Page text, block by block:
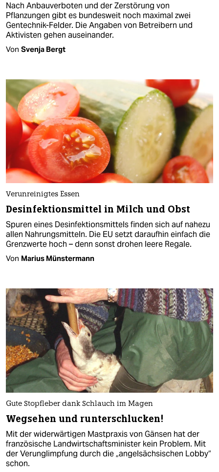
Nach Anbauverboten und der Zerstörung von
Pflanzungen gibt es bundesweit noch maximal zwei
Gentechnik-Felder. Die Angaben von Betreibern und
Aktivisten gehen auseinander.
Von Svenja Bergt
Verunreinigtes Essen
Desinfektionsmittel in Milch und Obst
Spuren eines Desinfektionsmittels finden sich auf nahezu
allen Nahrungsmitteln. Die EU setzt daraufhin einfach die
Grenzwerte hoch – denn sonst drohen leere Regale.
Von Marius Münstermann
Gute Stopfleber dank Schlauch im Magen
Wegsehen und runterschlucken!
Mit der widerwärtigen Mastpraxis von Gänsen hat der
französische Landwirtschaftsminister kein Problem. Mit
der Verunglimpfung durch die „angelsächsischen Lobby“
schon.